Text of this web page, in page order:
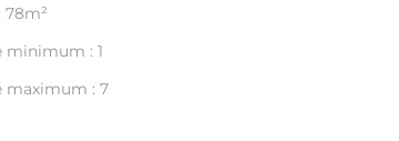
78m²
minimum : 1
maximum : 7